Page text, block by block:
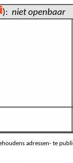
): niet openbaar
adressen- te